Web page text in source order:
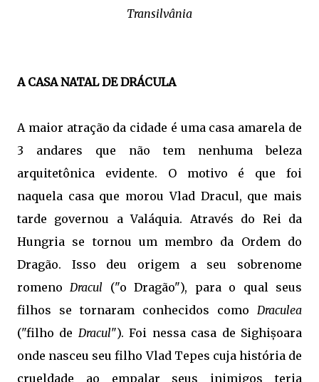
Transilvânia
A CASA NATAL DE DRÁCULA
A maior atração da cidade é uma casa amarela de
3 andares que não tem nenhuma beleza
arquitetônica evidente. O motivo é que foi
naquela casa que morou Vlad Dracul, que mais
tarde governou a Valáquia. Através do Rei da
Hungria se tornou um membro da Ordem do
Dragão. Isso deu origem a seu sobrenome
romeno Dracul ("o Dragão"), para o qual seus
filhos se tornaram conhecidos como Draculea
("filho de Dracul"). Foi nessa casa de Sighișoara
onde nasceu seu filho Vlad Tepes cuja história de
crueldade ao empalar seus inimigos teria